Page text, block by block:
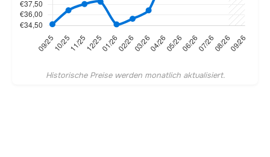
Historische Preise werden monatlich aktualisiert.